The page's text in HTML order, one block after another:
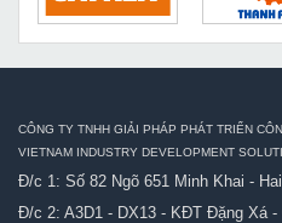
CÔNG TY TNHH GIẢI PHÁP PHÁT TRIỂN
VIETNAM INDUSTRY DEVELOPMENT
Đ/c 1: Số 82 Ngõ 651 Minh Khai -
Đ/c 2: A3D1 - DX13 - KĐT Đặng Xá -